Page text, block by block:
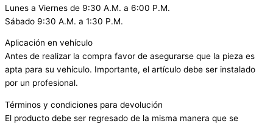
Lunes a Viernes de 9:30 A.M. a 6:00 P.M.
Sábado 9:30 A.M. a 1:30 P.M.
Aplicación en vehículo
Antes de realizar la compra favor de asegurarse que la pieza es
apta para su vehículo. Importante, el artículo debe ser instalado
por un profesional.
Términos y condiciones para devolución
El producto debe ser regresado de la misma manera que se